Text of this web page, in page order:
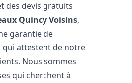
des devis gratuits
Quincy Voisins,
garantie de
qui attestent de notre
Nous sommes
qui cherchent à